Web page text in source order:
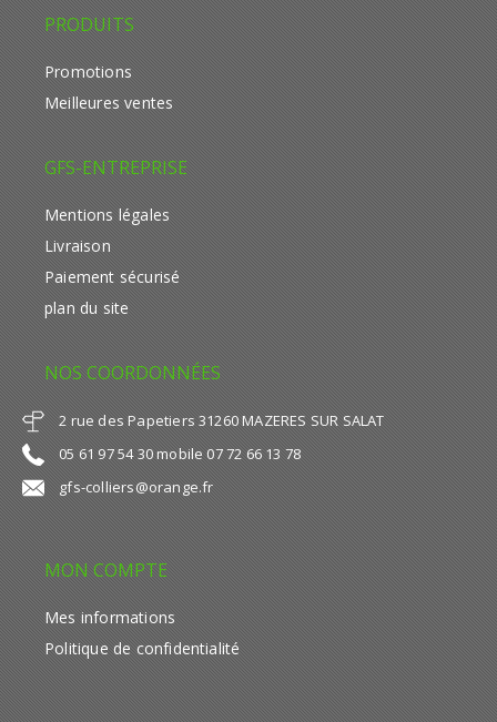
PRODUITS
Promotions
Meilleures ventes
GFS-ENTREPRISE
Mentions légales
Livraison
Paiement sécurisé
plan du site
NOS COORDONNÉES
2 rue des Papetiers 31260 MAZERES SUR SALAT
05 61 97 54 30 mobile 07 72 66 13 78
gfs-colliers@orange.fr
MON COMPTE
Mes informations
Politique de confidentialité